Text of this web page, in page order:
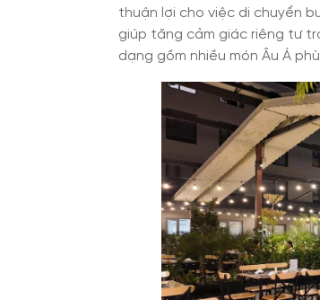
thuận lợi cho việc di chuyển
giúp tăng cảm giác riêng tư
dạng gồm nhiều món Âu Á